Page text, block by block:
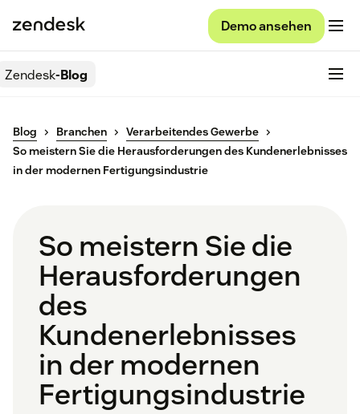
Demo ansehen
Zendesk-Blog
Blog Branchen
Verarbeitendes Gewerbe
So meistern Sie die Herausforderungen des Kundenerlebnisses
in der modernen Fertigungsindustrie
So meistern Sie die
Herausforderungen
des
Kundenerlebnisses
in der modernen
Fertigungsindustrie